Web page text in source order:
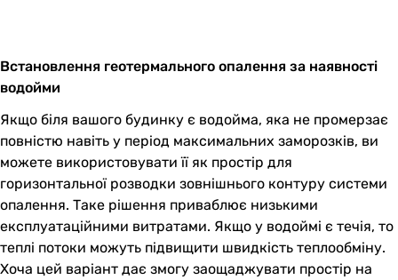
Встановлення геотермального опалення за наявності
водойми
Якщо біля вашого будинку є водойма, яка не промерзає
повністю навіть у період максимальних заморозків, ви
можете використовувати її як простір для
горизонтальної розводки зовнішнього контуру системи
опалення. Таке рішення приваблює низькими
експлуатаційними витратами. Якщо у водоймі є течія, то
теплі потоки можуть підвищити швидкість теплообміну.
Хоча цей варіант дає змогу заощаджувати простір на